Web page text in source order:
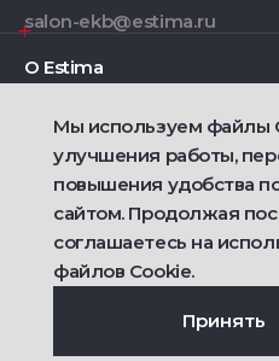
salon-ekb@estima.ru
О Estima
Дизайнерам
Фирменные салоны
2021 — 2026 © Estima
Политика
Договор публичной
Ametist IT
Мы используем файлы
улучшения работы,
повышения удобства
сайтом. Продолжая
соглашаетесь на
файлов Cookie.
Принять